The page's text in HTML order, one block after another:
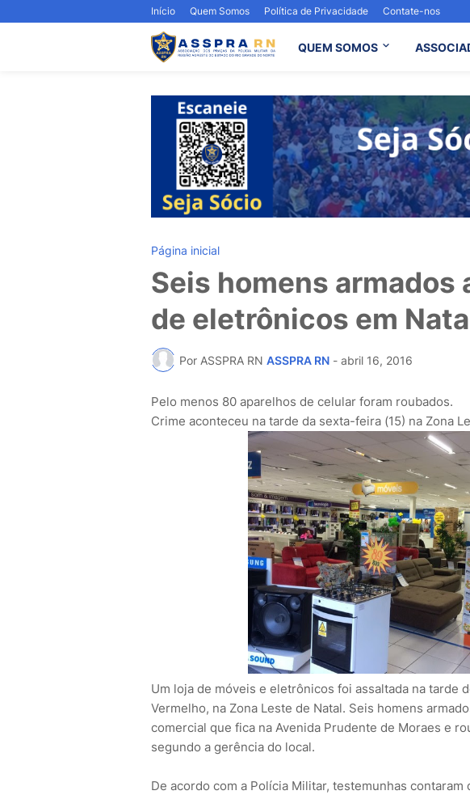
Início Quem Somos Política de Privacidade Contate-nos
QUEM SOMOS
Página inicial
Seis homens armados
de eletrônicos em
Por ASSPRA RN ASSPRA RN - abril 16, 2016
Pelo menos 80 aparelhos de celular foram roubados.
Crime aconteceu na tarde da sexta-feira (15) na Zona
Um loja de móveis e eletrônicos foi assaltada na tarde
Vermelho, na Zona Leste de Natal. Seis homens
comercial que fica na Avenida Prudente de Moraes e
segundo a gerência do local.
De acordo com a Polícia Militar, testemunhas